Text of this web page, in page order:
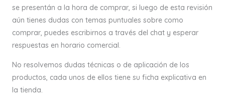
se presentán a la hora de comprar, si luego de esta revisión
aún tienes dudas con temas puntuales sobre como
comprar, puedes escribirnos a través del chat y esperar
respuestas en horario comercial.
No resolvemos dudas técnicas o de aplicación de los
productos, cada unos de ellos tiene su ficha explicativa en
la tienda.